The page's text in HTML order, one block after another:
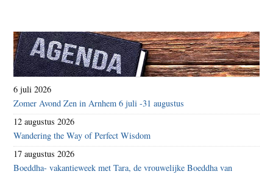
6 juli 2026
Zomer Avond Zen in Arnhem 6 juli -31 augustus
12 augustus 2026
Wandering the Way of Perfect Wisdom
17 augustus 2026
Boeddha- vakantieweek met Tara, de vrouwelijke Boeddha van